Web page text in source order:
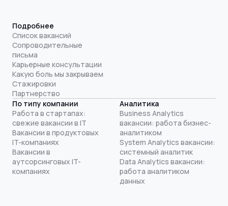
Подробнее
Список вакансий
Сопроводительные
письма
Карьерные консультации
Какую боль мы закрываем
Стажировки
Партнерство
По типу компании
Работа в стартапах:
свежие вакансии в IT
Вакансии в продуктовых
IT-компаниях
Вакансии в
аутсорсинговых IT-
компаниях
Аналитика
Business Analytics
вакансии: работа бизнес-
аналитиком
System Analytics вакансии:
системный аналитик
Data Analytics вакансии:
работа аналитиком
данных